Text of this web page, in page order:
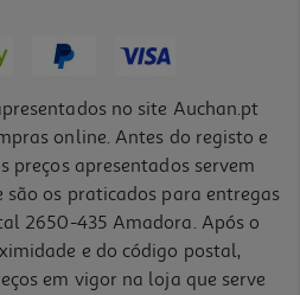
no site Auchan.pt
online. Antes do registo e
preços apresentados servem
são os praticados para entregas
2650-435 Amadora. Após o
e do código postal,
em vigor na loja que serve